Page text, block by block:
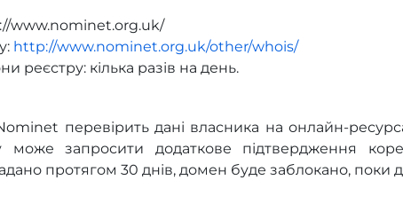
www.nominet.org.uk/
http://www.nominet.org.uk/other/whois/
реєстру: кілька разів на день.
перевірить дані власника на онлайн-
може запросити додаткове підтвердження
протягом 30 днів, домен буде заблокано, поки